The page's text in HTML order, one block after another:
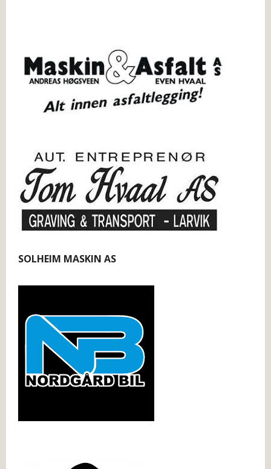
SOLHEIM MASKIN AS